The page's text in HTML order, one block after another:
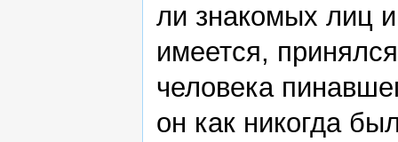
ли знакомых лиц
имеется,
человека
он как никогда